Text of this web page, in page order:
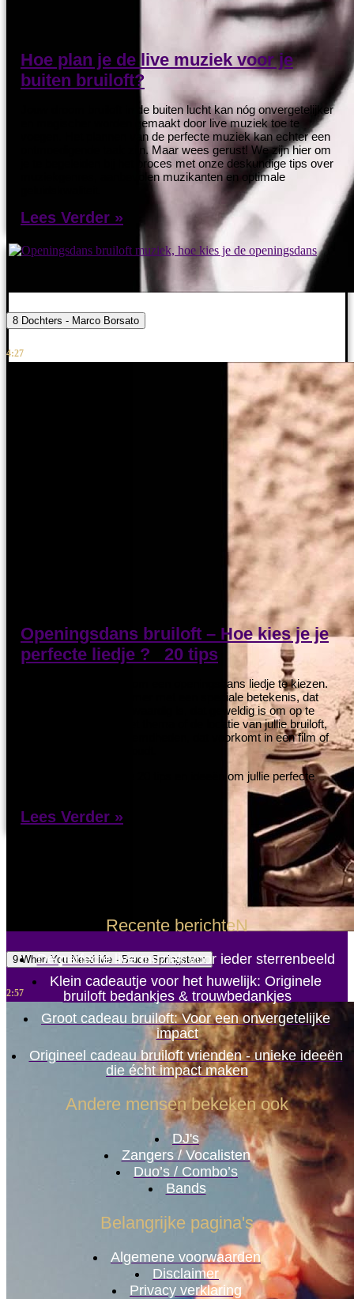
8 Dochters - Marco Borsato
4:27
9 When You Need Me - Bruce Springsteen
2:57
Hoe plan je de live muziek voor je
buiten bruiloft?
Jouw droom bruiloft in de buiten lucht kan nóg onvergetelijker
en magischer worden gemaakt door live muziek toe te
voegen. Het plannen van de perfecte muziek kan echter een
ontmoedigende taak zijn. Maar wees gerust! We zijn hier om
je te begeleiden bij het proces met onze deskundige tips over
muziekgenres, aanbevolen muzikanten en optimale
Lees Verder »
Openingsdans bruiloft – Hoe kies je je
perfecte liedje ? 20 tips
Er zijn veel manieren om een openingsdans liedje te kiezen.
Bijvoorbeeld een nummer met een speciale betekenis, dat
romantisch of gedenkwaardig is, dat geweldig is om op te
dansen, dat past bij het thema of de locatie van jullie bruiloft,
dat populair is bij beroemdheden, dat voorkomt in een film of
In dit blog geven we je 20 tips en ideeën om jullie perfecte
Lees Verder »
Recente berichteN
De perfecte live muziek voor ieder sterrenbeeld
Klein cadeautje voor het huwelijk: Originele
bruiloft bedankjes & trouwbedankjes
Groot cadeau bruiloft: Voor een onvergetelijke
impact
Origineel cadeau bruiloft vrienden - unieke ideeën
die écht impact maken
Andere mensen bekeken ook
DJ's
Zangers / Vocalisten
Duo’s / Combo’s
Bands
Belangrijke pagina's
Algemene voorwaarden
Disclaimer
Privacy verklaring